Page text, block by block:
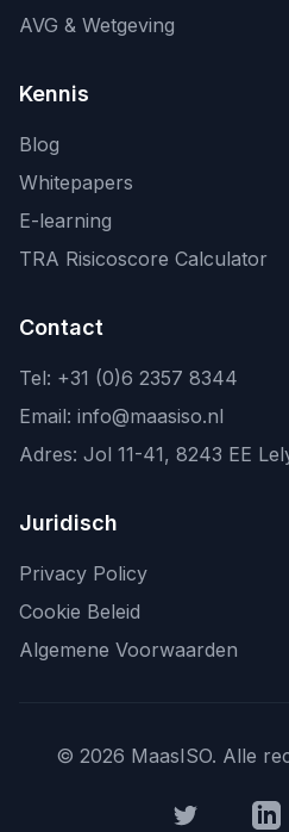
AVG & Wetgeving
Kennis
Blog
Whitepapers
E-learning
TRA Risicoscore Calculator
Contact
Tel: +31 (0)6 2357 8344
Email: info@maasiso.nl
Adres: Jol 11-41, 8243 EE
Juridisch
Privacy Policy
Cookie Beleid
Algemene Voorwaarden
© 2026 MaasISO. Alle